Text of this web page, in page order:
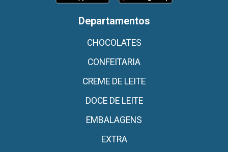
Departamentos
CHOCOLATES
CONFEITARIA
CREME DE LEITE
DOCE DE LEITE
EMBALAGENS
EXTRA